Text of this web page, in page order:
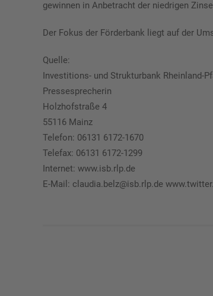
gewinnen in Anbetracht der niedrigen
Der Fokus der Förderbank liegt auf der
Quelle:
Investitions- und Strukturbank Rheinland-
Pressesprecherin
Holzhofstraße 4
55116 Mainz
Telefon: 06131 6172-1670
Telefax: 06131 6172-1299
Internet: www.isb.rlp.de
E-Mail: claudia.belz@isb.rlp.de